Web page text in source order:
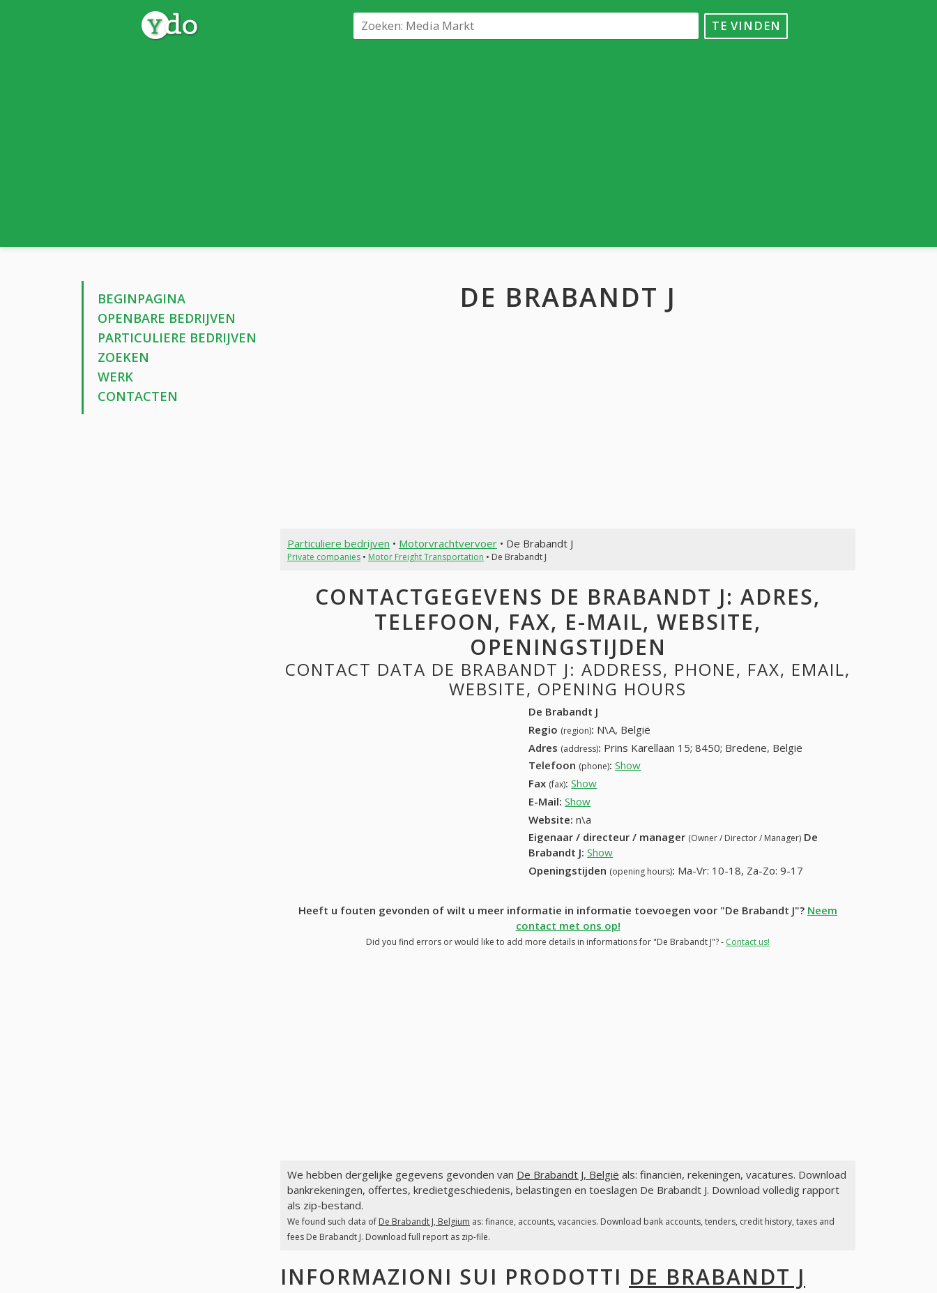
TE VINDEN
BEGINPAGINA
OPENBARE BEDRIJVEN
PARTICULIERE BEDRIJVEN
ZOEKEN
WERK
CONTACTEN
DE BRABANDT J
Particuliere bedrijven • Motorvrachtvervoer• De Brabandt J
Private companies• Motor Freight Transportation • De Brabandt J
CONTACTGEGEVENS DE BRABANDT J: ADRES,
TELEFOON, FAX, E-MAIL, WEBSITE,
OPENINGSTIJDEN
CONTACT DATA DE BRABANDT J: ADDRESS, PHONE, FAX, EMAIL,
WEBSITE, OPENING HOURS
De Brabandt J
Regio (region): N\A, België
Adres (address): Prins Karellaan 15; 8450; Bredene, België
Telefoon (phone): Show
Fax (fax): Show
E-Mail: Show
Website: n\a
Eigenaar / directeur / manager (Owner / Director / Manager) De
Brabandt J: Show
Openingstijden (opening hours): Ma-Vr: 10-18, Za-Zo: 9-17
Heeft u fouten gevonden of wilt u meer informatie in informatie toevoegen voor "De Brabandt J"? Neem
contact met ons op!
Did you find errors or would like to add more details in informations for "De Brabandt J"? - Contact us!
We hebben dergelijke gegevens gevonden van De Brabandt J, België als: financiën, rekeningen, vacatures. Download
bankrekeningen, offertes, kredietgeschiedenis, belastingen en toeslagen De Brabandt J. Download volledig rapport
als zip-bestand.
We found such data of De Brabandt J, Belgium as: finance, accounts, vacancies. Download bank accounts, tenders, credit history, taxes and
fees De Brabandt J. Download full report as zip-file.
INFORMAZIONI SUI PRODOTTI DE BRABANDT J